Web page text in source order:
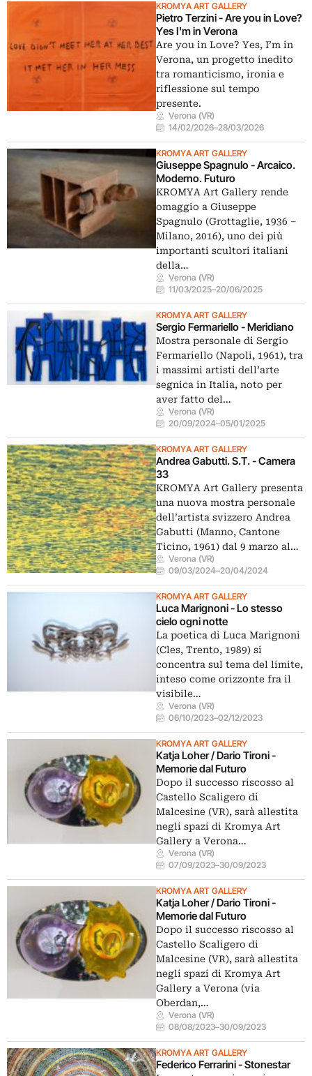
KROMYA ART GALLERY
Pietro Terzini - Are you in Love?
Yes I'm in Verona
Are you in Love? Yes, I’m in
Verona, un progetto inedito
tra romanticismo, ironia e
riflessione sul tempo
presente.
Verona (VR)
14/02/2026–28/03/2026
KROMYA ART GALLERY
Giuseppe Spagnulo - Arcaico.
Moderno. Futuro
KROMYA Art Gallery rende
omaggio a Giuseppe
Spagnulo (Grottaglie, 1936 –
Milano, 2016), uno dei più
importanti scultori italiani
della…
Verona (VR)
11/03/2025–20/06/2025
KROMYA ART GALLERY
Sergio Fermariello - Meridiano
Mostra personale di Sergio
Fermariello (Napoli, 1961), tra
i massimi artisti dell’arte
segnica in Italia, noto per
aver fatto del…
Verona (VR)
20/09/2024–05/01/2025
KROMYA ART GALLERY
Andrea Gabutti. S.T. - Camera
33
KROMYA Art Gallery presenta
una nuova mostra personale
dell’artista svizzero Andrea
Gabutti (Manno, Cantone
Ticino, 1961) dal 9 marzo al…
Verona (VR)
09/03/2024–20/04/2024
KROMYA ART GALLERY
Luca Marignoni - Lo stesso
cielo ogni notte
La poetica di Luca Marignoni
(Cles, Trento, 1989) si
concentra sul tema del limite,
inteso come orizzonte fra il
visibile…
Verona (VR)
06/10/2023–02/12/2023
KROMYA ART GALLERY
Katja Loher / Dario Tironi -
Memorie dal Futuro
Dopo il successo riscosso al
Castello Scaligero di
Malcesine (VR), sarà allestita
negli spazi di Kromya Art
Gallery a Verona…
Verona (VR)
07/09/2023–30/09/2023
KROMYA ART GALLERY
Katja Loher / Dario Tironi -
Memorie dal Futuro
Dopo il successo riscosso al
Castello Scaligero di
Malcesine (VR), sarà allestita
negli spazi di Kromya Art
Gallery a Verona (via
Oberdan,…
Verona (VR)
08/08/2023–30/09/2023
KROMYA ART GALLERY
Federico Ferrarini - Stonestar